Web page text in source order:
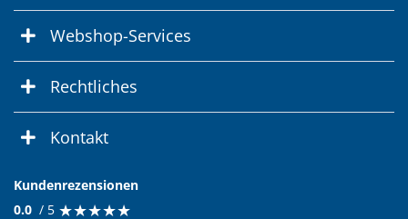
Webshop-Services
Rechtliches
Kontakt
Kundenrezensionen
0.0 / 5 ★★★★★
★★★★★